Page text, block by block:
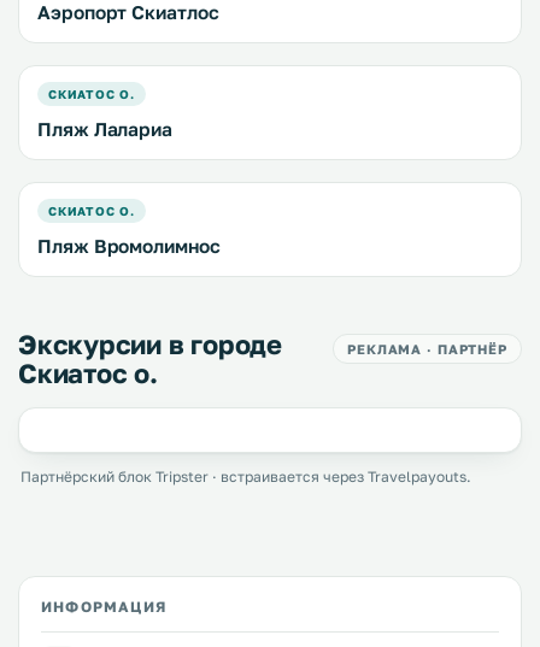
Аэропорт Скиатлос
СКИАТОС О.
Пляж Лалариа
СКИАТОС О.
Пляж Вромолимнос
Экскурсии в городе
Скиатос о.
РЕКЛАМА · ПАРТНЁР
Партнёрский блок Tripster · встраивается через Travelpayouts.
ИНФОРМАЦИЯ